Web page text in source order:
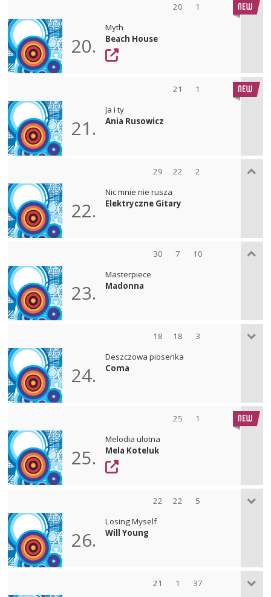
20 1
20.
Myth
Beach House
21 1
21.
Ja i ty
Ania Rusowicz
29 22 2
22.
Nic mnie nie rusza
Elektryczne Gitary
30 7 10
23.
Masterpiece
Madonna
18 18 3
24.
Deszczowa piosenka
Coma
25 1
25.
Melodia ulotna
Mela Koteluk
22 22 5
26.
Losing Myself
Will Young
21 1 37